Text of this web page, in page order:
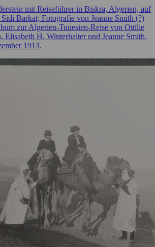
mit Reiseführer in Biskra, Algerien, auf
Barkat; Fotografie von Jeanne Smith (?)
zur Algerien-Tunesien-Reise von Ottilie
Elisabeth H. Winterhalter und Jeanne Smith,
1913.